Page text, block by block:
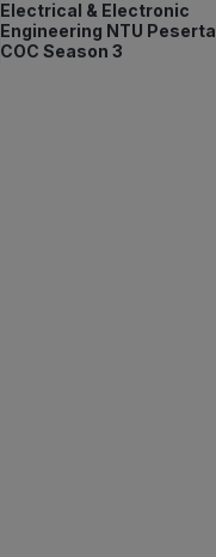
Electrical & Electronic
Engineering NTU Peserta
COC Season 3